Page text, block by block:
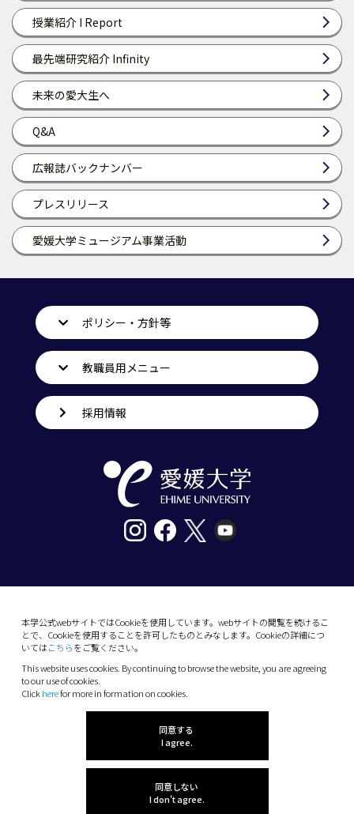
授業紹介 I Report
最先端研究紹介 Infinity
未来の愛大生へ
Q&A
広報誌バックナンバー
プレスリリース
愛媛大学ミュージアム事業活動
本学公式webサイトではCookieを使用しています。webサイトの閲覧を続けるこ
とで、Cookieを使用することを許可したものとみなします。Cookieの詳細につ
いてはこちらをご覧ください。
This website uses cookies. By continuing to browse the website, you are agreeing
to our use of cookies.
Clickherefor more in formation on cookies.
同意する
I agree.
同意しない
I don't agree.
ポリシー・方針等
教職員用メニュー
採用情報
10-13 Dogo-Himata, Matsuyama, Ehime 790-
Phone: +81 89-927-9000
(C) 2026 Ehime University.